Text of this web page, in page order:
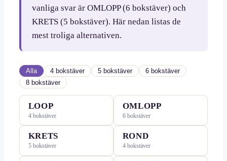
vanliga svar är OMLOPP (6 bokstäver) och
KRETS (5 bokstäver). Här nedan listas de
mest troliga alternativen.
Alla 4 bokstäver 5 bokstäver
6 bokstäver
8 bokstäver
LOOP
4 bokstäver
OMLOPP
6 bokstäver
KRETS
5 bokstäver
ROND
4 bokstäver